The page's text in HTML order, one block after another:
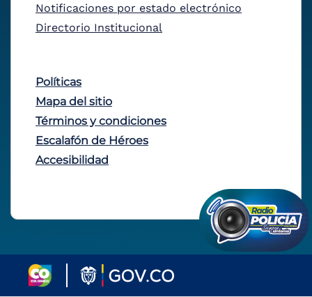
Notificaciones por estado electrónico
Directorio Institucional
Políticas
Mapa del sitio
Términos y condiciones
Escalafón de Héroes
Accesibilidad